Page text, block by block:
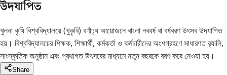
উদযাপিত
খুলনা কৃষি বিশ্ববিদ্যালয়ে (খুকৃবি) বর্ণাঢ্য আয়োজনে বাংলা নববর্ষ বা বর্ষবরণ উৎসব উদযাপিত
হয়। বিশ্ববিদ্যালয়ের শিক্ষক, শিক্ষার্থী, কর্মকর্তা ও কর্মচারীদের অংশগ্রহণে সাধারণত র‍্যালি,
সাংস্কৃতিক অনুষ্ঠান এবং প্রথাগত উৎসবের মাধ্যমে নতুন বছরকে বরণ করে নেওয়া হয়।
Share